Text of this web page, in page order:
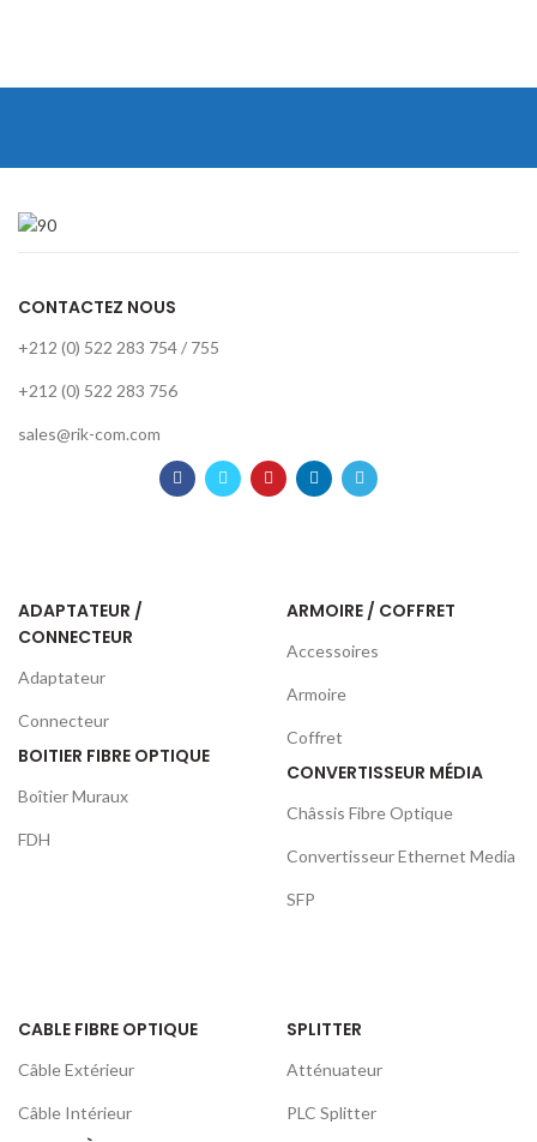
CONTACTEZ NOUS
+212 (0) 522 283 754 / 755
+212 (0) 522 283 756
sales@rik-com.com
ADAPTATEUR /
CONNECTEUR
Adaptateur
Connecteur
BOITIER FIBRE OPTIQUE
Boîtier Muraux
FDH
ARMOIRE / COFFRET
Accessoires
Armoire
Coffret
CONVERTISSEUR MÉDIA
Châssis Fibre Optique
Convertisseur Ethernet Media
SFP
CABLE FIBRE OPTIQUE
Câble Extérieur
Câble Intérieur
SPLITTER
Atténuateur
PLC Splitter